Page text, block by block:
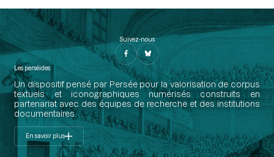
Suivez-nous
Les perséides
Un dispositif pensé par Persée pour la valorisation de corpus
textuels et iconographiques numérisés construits en
partenariat avec des équipes de recherche et des institutions
documentaires.
En savoir plus